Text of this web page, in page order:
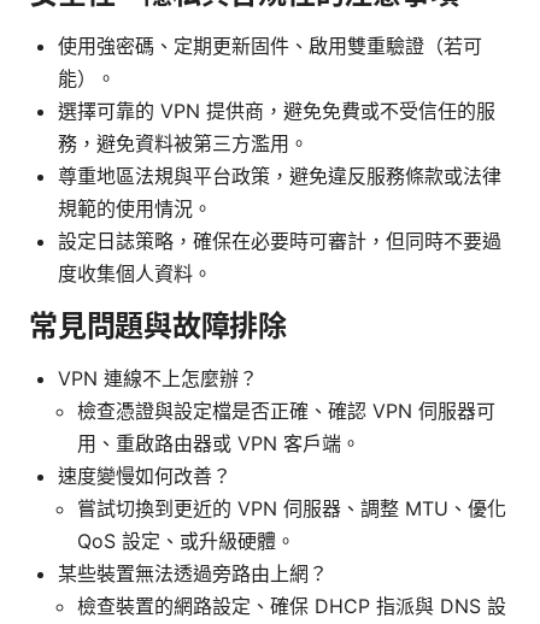
使用強密碼、定期更新固件、啟用雙重驗證（若可
能）。
選擇可靠的 VPN 提供商，避免免費或不受信任的服
務，避免資料被第三方濫用。
尊重地區法規與平台政策，避免違反服務條款或法律
規範的使用情況。
設定日誌策略，確保在必要時可審計，但同時不要過
度收集個人資料。
常見問題與故障排除
VPN 連線不上怎麼辦？
檢查憑證與設定檔是否正確、確認 VPN 伺服器可
用、重啟路由器或 VPN 客戶端。
速度變慢如何改善？
嘗試切換到更近的 VPN 伺服器、調整 MTU、優化
QoS 設定、或升級硬體。
某些裝置無法透過旁路由上網？
檢查裝置的網路設定、確保 DHCP 指派與 DNS 設